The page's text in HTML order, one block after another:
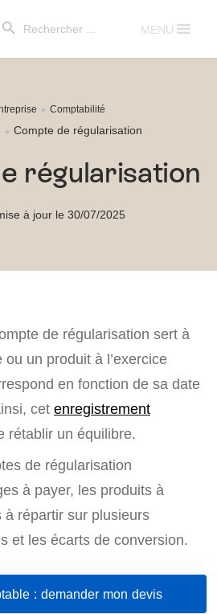
for:
MENU
Comptabilité
Compte de régularisation
régularisation
à jour le 30/07/2025
de régularisation sert à
un produit à l’exercice
en fonction de sa date
cet enregistrement
rétablir un équilibre.
de régularisation
à payer, les produits à
à répartir sur plusieurs
et les écarts de conversion.
: demander mon devis